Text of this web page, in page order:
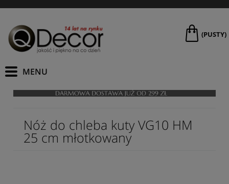
(PUSTY)
Nóż do chleba kuty VG10 HM
25 cm młotkowany